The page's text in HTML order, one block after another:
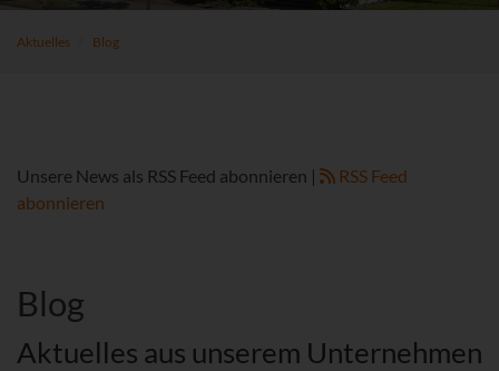
Aktuelles Blog
Unsere News als RSS Feed abonnieren |
RSS Feed
abonnieren
Blog
Aktuelles aus unserem Unternehmen